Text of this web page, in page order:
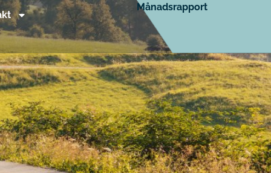
Månadsrapport